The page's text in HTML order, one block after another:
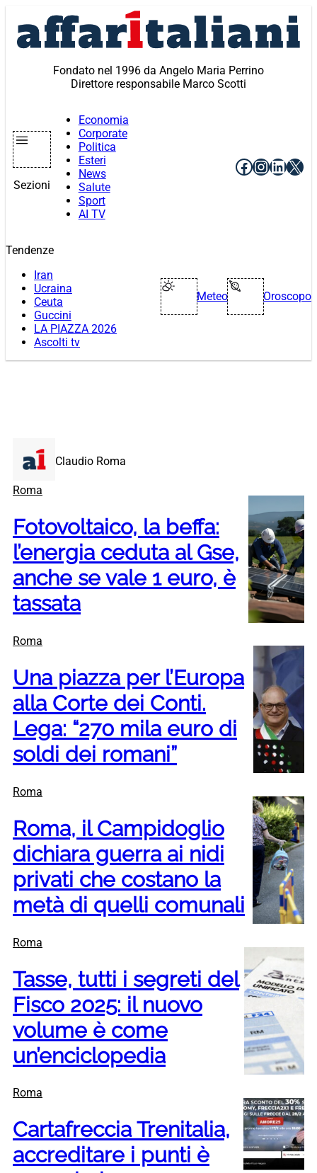
contenuto
Fondato nel 1996 da Angelo Maria Perrino
Direttore responsabile Marco Scotti
Sezioni
Economia
Corporate
Politica
Esteri
News
Salute
Sport
AI TV
Facebook
X
Tendenze
Iran
Ucraina
Ceuta
Guccini
LA PIAZZA 2026
Ascolti tv
Meteo Oroscopo
Claudio Roma
Roma
Fotovoltaico, la beffa:
l’energia ceduta al Gse,
anche se vale 1 euro, è
tassata
Roma
Una piazza per l’Europa
alla Corte dei Conti.
Lega: “270 mila euro di
soldi dei romani”
Roma
Roma, il Campidoglio
dichiara guerra ai nidi
privati che costano la
metà di quelli comunali
Roma
Tasse, tutti i segreti del
Fisco 2025: il nuovo
volume è come
un’enciclopedia
Roma
Cartafreccia Trenitalia,
accreditare i punti è